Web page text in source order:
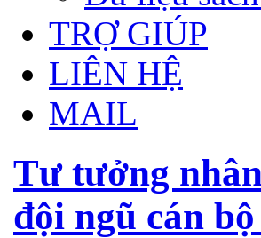
TRỢ GIÚP
LIÊN HỆ
MAIL
Tư tưởng
đội ngũ cán